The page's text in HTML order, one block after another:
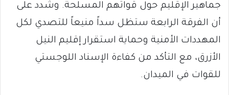
جماهير الإقليم حول قواتهم المسلحة. وشدد على
أن الفرقة الرابعة ستظل سداً منيعاً للتصدي لكل
المهددات الأمنية وحماية استقرار إقليم النيل
الأزرق، مع التأكد من كفاءة الإسناد اللوجستي
للقوات في الميدان.